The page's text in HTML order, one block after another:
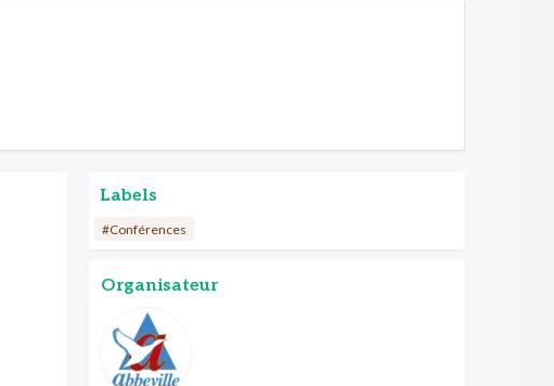
Labels
#Conférences
Organisateur